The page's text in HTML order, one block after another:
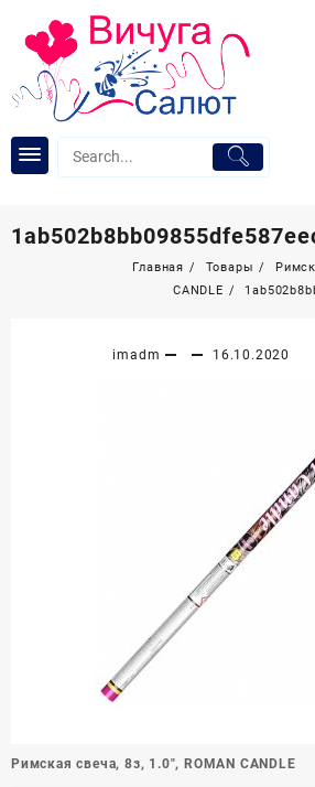
содержимому
Главная Товары
CANDLE
imadm 16.10.2020
Навигация
Римская свеча, 8з, 1.0″, ROMAN CANDLE